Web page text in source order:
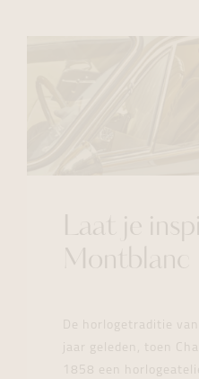
Laat je
Montblanc
De horlogetraditie
jaar geleden, toen
1858 een